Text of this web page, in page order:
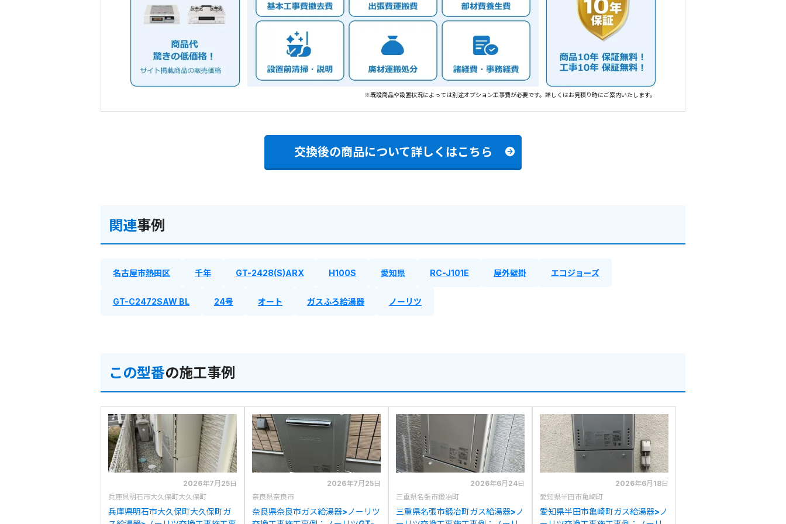
※既設商品や設置状況によっては別途オプション工事費が必要です。詳しくはお見積り時にご案内いたします。
交換後の商品について詳しくはこちら
関連事例
名古屋市熱田区 千年 GT-2428(S)ARX H100S 愛知県 RC-J101E 屋外壁掛 エコジョーズ
GT-C2472SAW BL 24号 オート ガスふろ給湯器 ノーリツ
この型番の施工事例
2026年7月25日
兵庫県明石市大久保町大久保町
兵庫県明石市大久保町大久保町ガ
2026年7月25日
奈良県奈良市
奈良県奈良市ガス給湯器>ノーリツ
2026年6月24日
三重県名張市鍛冶町
三重県名張市鍛冶町ガス給湯器>ノ
2026年6月18日
愛知県半田市亀崎町
愛知県半田市亀崎町ガス給湯器>ノ